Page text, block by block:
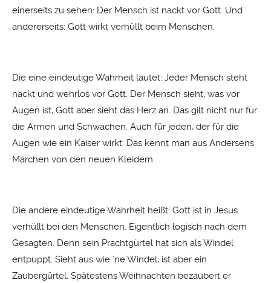
einerseits zu sehen: Der Mensch ist nackt vor Gott. Und
andererseits: Gott wirkt verhüllt beim Menschen.
Die eine eindeutige Wahrheit lautet: Jeder Mensch steht
nackt und wehrlos vor Gott. Der Mensch sieht, was vor
Augen ist, Gott aber sieht das Herz an. Das gilt nicht nur für
die Armen und Schwachen. Auch für jeden, der für die
Augen wie ein Kaiser wirkt. Das kennt man aus Andersens
Märchen von den neuen Kleidern.
Die andere eindeutige Wahrheit heißt: Gott ist in Jesus
verhüllt bei den Menschen. Eigentlich logisch nach dem
Gesagten. Denn sein Prachtgürtel hat sich als Windel
entpuppt. Sieht aus wie ´ne Windel, ist aber ein
Zaubergürtel. Spätestens Weihnachten bezaubert er